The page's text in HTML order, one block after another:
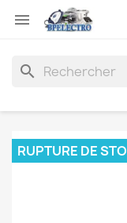

search
RUPTURE DE